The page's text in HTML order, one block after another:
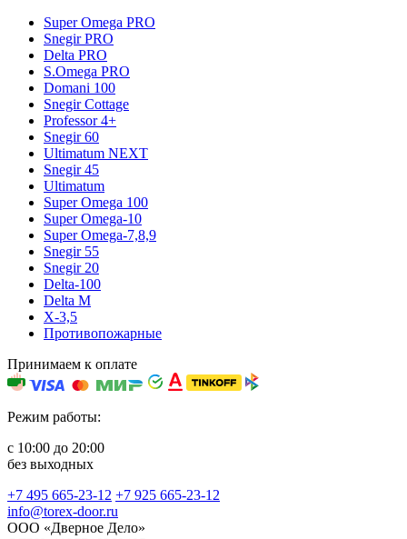
Super Omega PRO
Snegir PRO
Delta PRO
S.Omega PRO
Domani 100
Snegir Cottage
Professor 4+
Snegir 60
Ultimatum NEXT
Snegir 45
Ultimatum
Super Omega 100
Super Omega-10
Super Omega-7,8,9
Snegir 55
Snegir 20
Delta-100
Delta M
X-3,5
Противопожарные
Принимаем к оплате
Режим работы:
с 10:00 до 20:00
без выходных
+7 495 665-23-12 +7 925 665-23-12
info@torex-door.ru
ООО «Дверное Дело»